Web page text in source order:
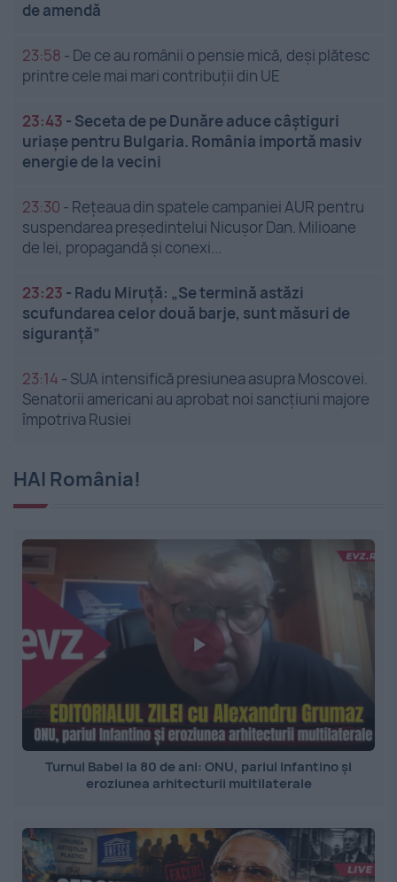
de amendă
23:58 - De ce au românii o pensie mică, deși plătesc
printre cele mai mari contribuții din UE
23:43 - Seceta de pe Dunăre aduce câștiguri
uriașe pentru Bulgaria. România importă masiv
energie de la vecini
23:30 - Rețeaua din spatele campaniei AUR pentru
suspendarea președintelui Nicușor Dan. Milioane
de lei, propagandă și conexi...
23:23 - Radu Miruță: „Se termină astăzi
scufundarea celor două barje, sunt măsuri de
siguranţă”
23:14 - SUA intensifică presiunea asupra Moscovei.
Senatorii americani au aprobat noi sancțiuni majore
împotriva Rusiei
HAI România!
Turnul Babel la 80 de ani: ONU, pariul Infantino și
eroziunea arhitecturii multilaterale